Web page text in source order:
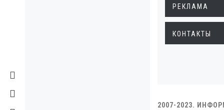
РЕКЛАМА
КОНТАКТЫ
2007-2023.